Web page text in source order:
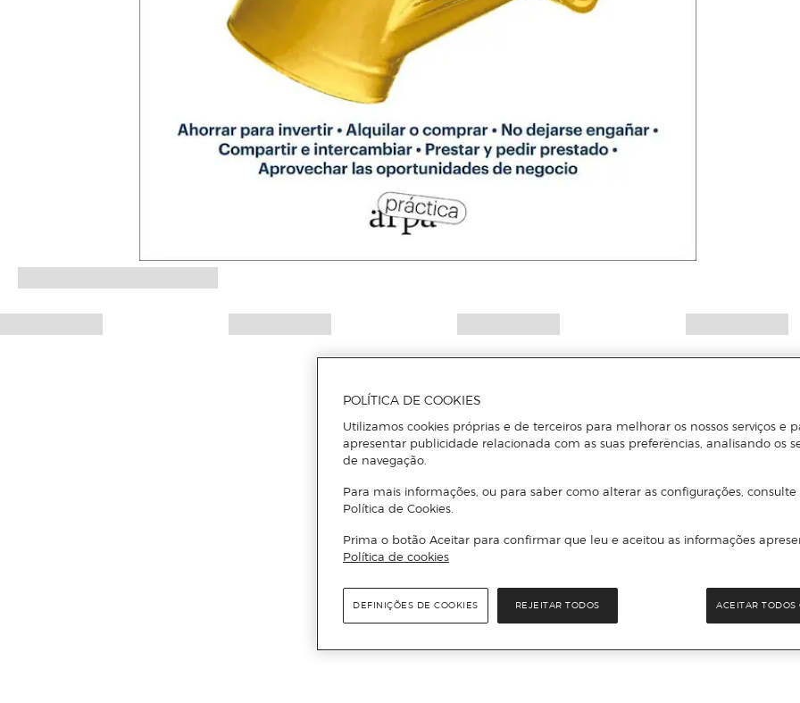
POLÍTICA DE COOKIES
Utilizamos cookies próprias e de terceiros para melhorar os nossos serviços e
apresentar publicidade relacionada com as suas preferências, analisando os
de navegação.
Para mais informações, ou para saber como alterar as configurações, consulte
Política de Cookies.
Prima o botão Aceitar para confirmar que leu e aceitou as informações
Política de cookies
REJEITAR TODOS ACEITAR TODOS
DEFINIÇÕES DE COOKIES